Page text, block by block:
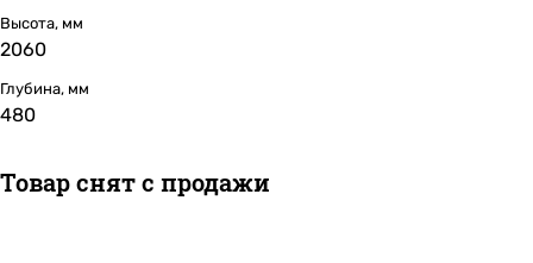
Высота, мм
2060
Глубина, мм
480
Товар снят с продажи